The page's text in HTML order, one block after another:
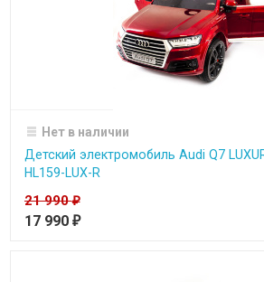
Нет в наличии
Детский электромобиль Audi Q7
HL159-LUX-R
21 990₽
17 990 ₽